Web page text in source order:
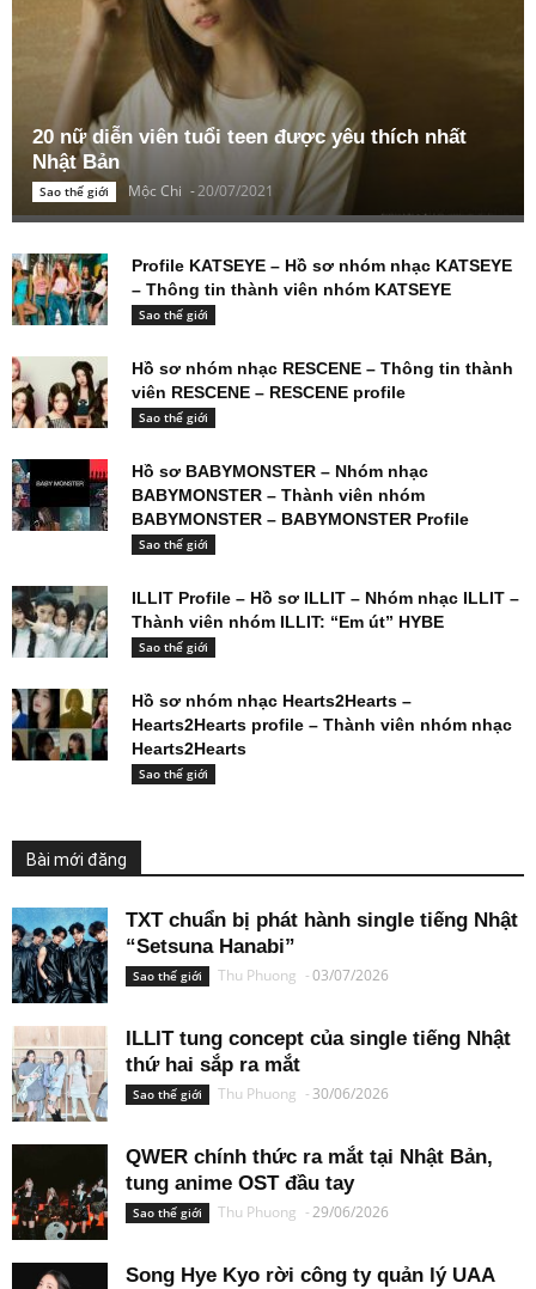
20 nữ diễn viên tuổi teen được yêu thích nhất
Nhật Bản
Sao thế giới Mộc Chi -20/07/2021
Profile KATSEYE – Hồ sơ nhóm nhạc KATSEYE
– Thông tin thành viên nhóm KATSEYE
Sao thế giới
Hồ sơ nhóm nhạc RESCENE – Thông tin thành
viên RESCENE – RESCENE profile
Sao thế giới
Hồ sơ BABYMONSTER – Nhóm nhạc
BABYMONSTER – Thành viên nhóm
BABYMONSTER – BABYMONSTER Profile
Sao thế giới
ILLIT Profile – Hồ sơ ILLIT – Nhóm nhạc ILLIT –
Thành viên nhóm ILLIT: “Em út” HYBE
Sao thế giới
Hồ sơ nhóm nhạc Hearts2Hearts –
Hearts2Hearts profile – Thành viên nhóm nhạc
Hearts2Hearts
Sao thế giới
Bài mới đăng
TXT chuẩn bị phát hành single tiếng Nhật
“Setsuna Hanabi”
Sao thế giới Thu Phuong -03/07/2026
ILLIT tung concept của single tiếng Nhật
thứ hai sắp ra mắt
Sao thế giới Thu Phuong - 30/06/2026
QWER chính thức ra mắt tại Nhật Bản,
tung anime OST đầu tay
Sao thế giới Thu Phuong -29/06/2026
Song Hye Kyo rời công ty quản lý UAA